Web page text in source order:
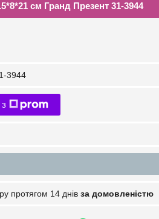
см Гранд Презент 31-3944
3944
протягом 14 днів за домовленістю